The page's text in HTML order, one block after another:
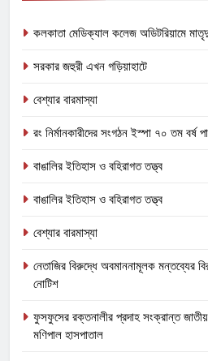
কলকাতা মেডিক্যাল কলেজ অডিটরিয়ামে
সরকার জহুরী এখন গড়িয়াহাটে
বেশ্যার বারমাস্যা
রং নির্মানকারীদের সংগঠন ইস্পা ৭০ তম বর্ষ
বাঙালির ইতিহাস ও বহিরাগত তত্ত্ব
বাঙালির ইতিহাস ও বহিরাগত তত্ত্ব
বেশ্যার বারমাস্যা
নেতাজির বিরুদ্ধে অবমাননামূলক মন্তব্যের
নোটিশ
ফুসফুসের রক্তনালীর প্রদাহ সংক্রান্ত
মণিপাল হাসপাতাল